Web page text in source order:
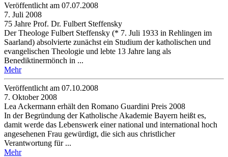
Veröffentlicht am 07­.07.2008
7. Juli 2008
75 Jahre Prof. Dr. Fulbert Steffensky
Der Theologe Fulbert Steffensky (* 7. Juli 1933 in Rehlingen im
Saarland) absolvierte zunächst ein Studium der katholischen und
evangelischen Theologie und lebte 13 Jahre lang als
Benediktinermönch in ...
Mehr
Veröffentlicht am 07­.10.2008
7. Oktober 2008
Lea Ackermann erhält den Romano Guardini Preis 2008
In der Begründung der Katholische Akademie Bayern heißt es,
damit werde das Lebenswerk einer national und international hoch
angesehenen Frau gewürdigt, die sich aus christlicher
Verantwortung für ...
Mehr